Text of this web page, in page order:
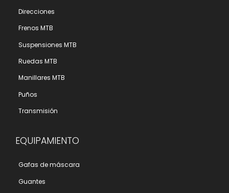
Direcciones
Frenos MTB
Suspensiones MTB
Ruedas MTB
Manillares MTB
Puños
Transmisión
EQUIPAMIENTO
Gafas de máscara
Guantes